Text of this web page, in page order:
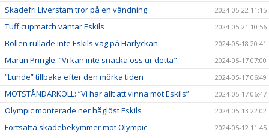
Skadefri Liverstam tror på en vändning 2024-05-22 11:15
Tuff cupmatch väntar Eskils 2024-05-21 10:56
Bollen rullade inte Eskils väg på Harlyckan 2024-05-18 20:41
Martin Pringle: ”Vi kan inte snacka oss ur detta" 2024-05-17 07:00
”Lunde” tillbaka efter den mörka tiden 2024-05-17 06:49
MOTSTÅNDARKOLL: ”Vi har allt att vinna mot Eskils” 2024-05-17 06:47
Olympic monterade ner håglöst Eskils 2024-05-13 22:02
Fortsatta skadebekymmer mot Olympic 2024-05-12 11:45